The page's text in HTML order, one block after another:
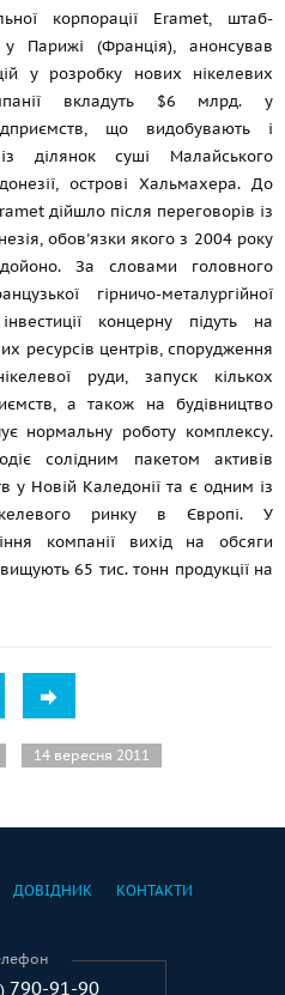
корпорації Eramet, штаб-
Парижі (Франція), анонсував
у розробку нових нікелевих
вкладуть $6 млрд. у
що видобувають і
ділянок суші Малайського
острові Хальмахера. До
дійшло після переговорів із
обов'язки якого з 2004 року
За словами головного
гірничо-металургійної
концерну підуть на
ресурсів центрів, спорудження
руди, запуск кількох
а також на будівництво
нормальну роботу комплексу.
солідним пакетом активів
у Новій Каледонії та є одним із
ринку в Європі. У
компанії вихід на обсяги
65 тис. тонн продукції на
14 вересня 2011
ДОВІДНИК КОНТАКТИ
790-91-90